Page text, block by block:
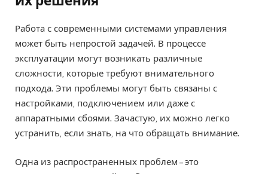
Работа с современными системами управления
может быть непростой задачей. В процессе
эксплуатации могут возникать различные
сложности, которые требуют внимательного
подхода. Эти проблемы могут быть связаны с
настройками, подключением или даже с
аппаратными сбоями. Зачастую, их можно легко
устранить, если знать, на что обращать внимание.
Одна из распространенных проблем – это